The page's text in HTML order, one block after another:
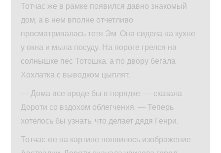
Тотчас же в рамке появился давно знакомый
дом, а в нем вполне отчетливо
просматривалась тетя Эм. Она сидела на кухне
у окна и мыла посуду. На пороге грелся на
солнышке пес Тотошка, а по двору бегала
Хохлатка с выводком цыплят.
— Дома все вроде бы в порядке, — сказала
Дороти со вздохом облегчения. — Теперь
хотелось бы узнать, что делает дядя Генри.
Тотчас же на картине появилось изображение